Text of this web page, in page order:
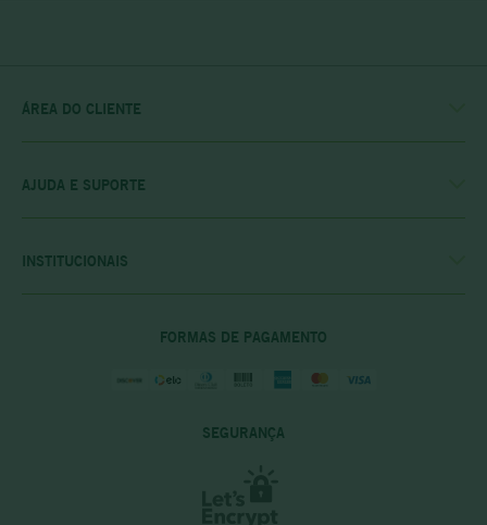
ÁREA DO CLIENTE
AJUDA E SUPORTE
PRIVACIDADE E SEGURANÇA
INSTITUCIONAIS
FORMAS DE PAGAMENTO
SEGURANÇA